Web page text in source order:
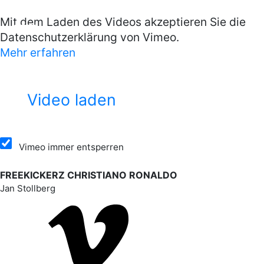
Work
Contact
Imprint/Disclaimer
Mit dem Laden des Videos akzeptieren Sie die
Datenschutzerklärung von Vimeo.
Mehr erfahren
Video laden
Vimeo immer entsperren
FREEKICKERZ CHRISTIANO RONALDO
Jan Stollberg